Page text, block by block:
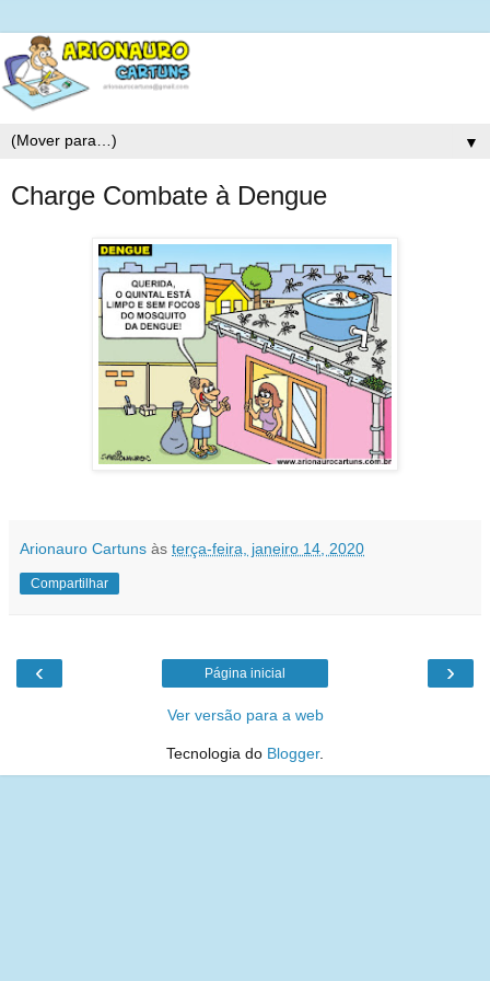
▼
Charge Combate à Dengue
Arionauro Cartuns às terça-feira, janeiro 14, 2020
Compartilhar
‹ ›
Página inicial
Ver versão para a web
Tecnologia do Blogger.